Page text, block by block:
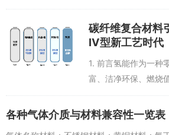
DOT4L标准制造，
存低温液态气体，以
碳纤维复合材料
Ⅳ型新工艺时代
1. 前言氢能作为一种
富、洁净环保、燃烧
一系列优点，被誉为
次能源。氢能利用形
各种气体介质与材料兼容性一览表